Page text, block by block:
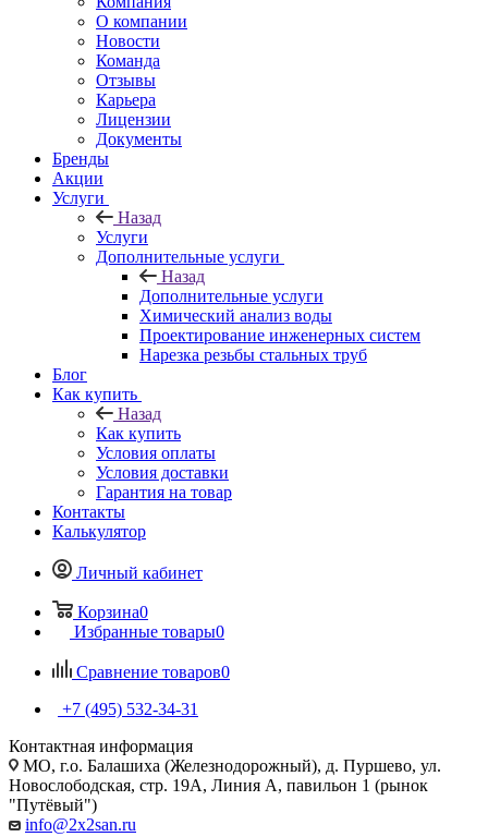
О компании
Новости
Команда
Отзывы
Карьера
Лицензии
Документы
Бренды
Акции
Услуги
Назад
Услуги
Дополнительные услуги
Назад
Дополнительные услуги
Химический анализ воды
Проектирование инженерных систем
Нарезка резьбы стальных труб
Блог
Как купить
Назад
Как купить
Условия оплаты
Условия доставки
Гарантия на товар
Контакты
Калькулятор
Личный кабинет
Корзина0
Избранные товары0
Сравнение товаров0
+7 (495) 532‑34‑31
Контактная информация
МО, г.о. Балашиха (Железнодорожный), д. Пуршево, ул.
Новослободская, стр. 19А, Линия А, павильон 1 (рынок
"Путёвый")
info@2x2san.ru